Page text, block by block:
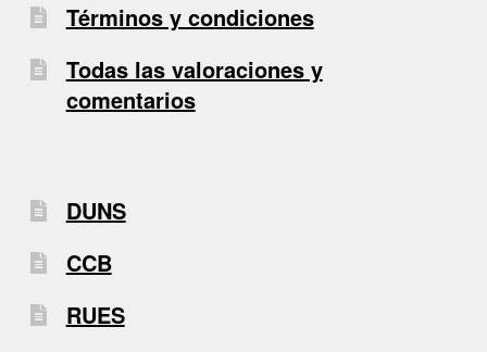
Términos y condiciones
Todas las valoraciones y
comentarios
DUNS
CCB
RUES